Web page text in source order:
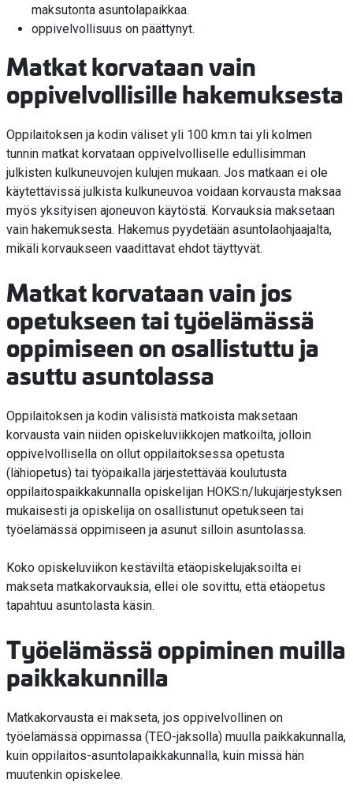
maksutonta asuntolapaikkaa.
oppivelvollisuus on päättynyt.
Matkat korvataan vain
oppivelvollisille hakemuksesta
Oppilaitoksen ja kodin väliset yli 100 km:n tai yli kolmen
tunnin matkat korvataan oppivelvolliselle edullisimman
julkisten kulkuneuvojen kulujen mukaan. Jos matkaan ei ole
käytettävissä julkista kulkuneuvoa voidaan korvausta maksaa
myös yksityisen ajoneuvon käytöstä. Korvauksia maksetaan
vain hakemuksesta. Hakemus pyydetään asuntolaohjaajalta,
mikäli korvaukseen vaadittavat ehdot täyttyvät.
Matkat korvataan vain jos
opetukseen tai työelämässä
oppimiseen on osallistuttu ja
asuttu asuntolassa
Oppilaitoksen ja kodin välisistä matkoista maksetaan
korvausta vain niiden opiskeluviikkojen matkoilta, jolloin
oppivelvollisella on ollut oppilaitoksessa opetusta
(lähiopetus) tai työpaikalla järjestettävää koulutusta
oppilaitospaikkakunnalla opiskelijan HOKS:n/lukujärjestyksen
mukaisesti ja opiskelija on osallistunut opetukseen tai
työelämässä oppimiseen ja asunut silloin asuntolassa.
Koko opiskeluviikon kestäviltä etäopiskelujaksoilta ei
makseta matkakorvauksia, ellei ole sovittu, että etäopetus
tapahtuu asuntolasta käsin.
Työelämässä oppiminen muilla
paikkakunnilla
Matkakorvausta ei makseta, jos oppivelvollinen on
työelämässä oppimassa (TEO-jaksolla) muulla paikkakunnalla,
kuin oppilaitos-asuntolapaikkakunnalla, kuin missä hän
muutenkin opiskelee.